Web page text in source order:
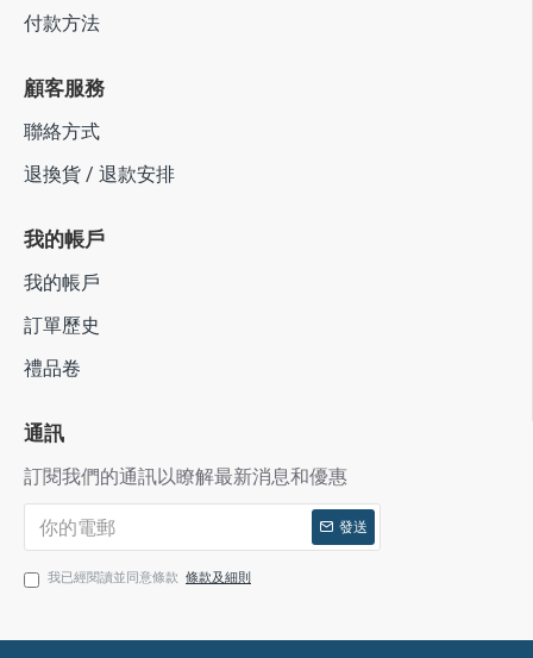
付款方法
顧客服務
聯絡方式
退換貨 / 退款安排
我的帳戶
我的帳戶
訂單歷史
禮品卷
通訊
訂閱我們的通訊以瞭解最新消息和優惠
發送
我已經閱讀並同意條款 條款及細則